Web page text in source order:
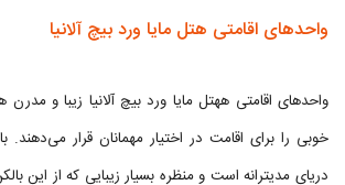
واحدهای اقامتی هتل مایا ورد بیچ آلانیا
واحدهای اقامتی ههتل مایا ورد بیچ آلانیا زیبا و
خوبی را برای اقامت در اختیار مهمانان قرار می‌دهند.
دریای مدیترانه است و منظره بسیار زیبایی که از این